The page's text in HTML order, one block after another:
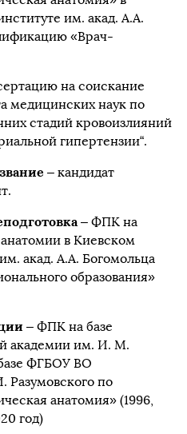
им. акад. А.А.
«Врач-
на соискание
медицинских наук по
стадий кровоизлияний
гипертензии“.
– кандидат
– ФПК на
в Киевском
акад. А.А. Богомольца
образования»
– ФПК на базе
академии им. И. М.
ФГБОУ ВО
Разумовского по
анатомия» (1996,
год)